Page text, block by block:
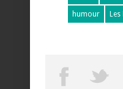
humour Les